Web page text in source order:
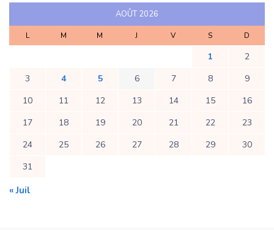
AOÛT 2026
L M M J V S D
1
2
3
4 5 6 7 8
9
10
11 12 13 14 15
16
17
18 19 20 21 22
23
24
25 26 27 28 29
30
31
« Juil